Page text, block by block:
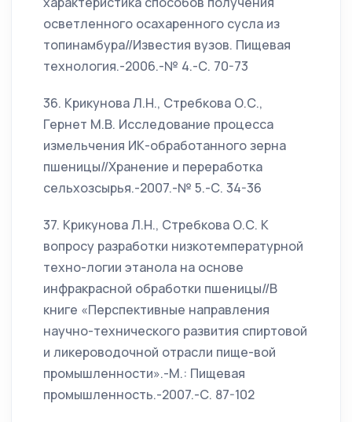
осветленного осахаренного сусла из
топинамбура//Известия вузов. Пищевая
технология.-2006.-№ 4.-С. 70-73
36. Крикунова Л.Н., Стребкова О.С.,
Гернет М.В. Исследование процесса
измельчения ИК-обработанного зерна
пшеницы//Хранение и переработка
сельхозсырья.-2007.-№ 5.-С. 34-36
37. Крикунова Л.Н., Стребкова О.С. К
вопросу разработки низкотемпературной
техно-логии этанола на основе
инфракрасной обработки пшеницы//В
книге «Перспективные направления
научно-технического развития спиртовой
и ликероводочной отрасли пище-вой
промышленности».-М.: Пищевая
промышленность.-2007.-С. 87-102